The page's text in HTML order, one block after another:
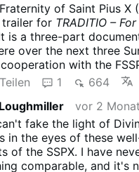
of Saint Pius X
trailer for TRADITIO –
is a three-part
over the next three
with the
years, the film
seminarians,
around the world. The
priestly vocation and
to avoid any
Teilen 1 664
vor 2
fake the light of
in the eyes of these
of the SSPX. I have
comparable, and it's